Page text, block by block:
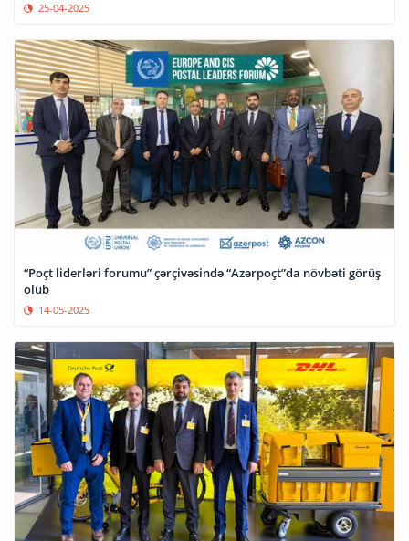
25-04-2025
“Poçt liderləri forumu” çərçivəsində “Azərpoçt”da növbəti görüş
olub
14-05-2025